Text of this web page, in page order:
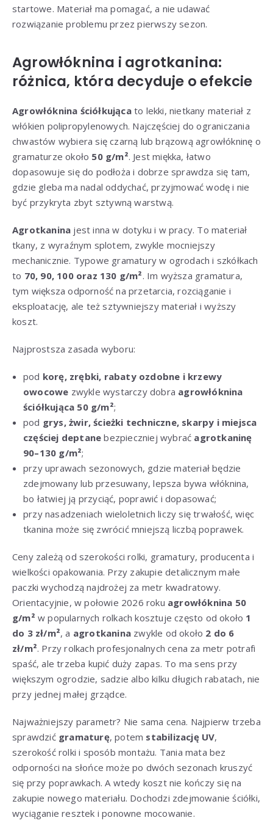
startowe. Materiał ma pomagać, a nie udawać
rozwiązanie problemu przez pierwszy sezon.
Agrowłóknina i agrotkanina:
różnica, która decyduje o efekcie
Agrowłóknina ściółkującato lekki, nietkany materiał z
włókien polipropylenowych. Najczęściej do ograniczania
chwastów wybiera się czarną lub brązową agrowłókninę o
gramaturze około 50 g/m². Jest miękka, łatwo
dopasowuje się do podłoża i dobrze sprawdza się tam,
gdzie gleba ma nadal oddychać, przyjmować wodę i nie
być przykryta zbyt sztywną warstwą.
Agrotkanina jest inna w dotyku i w pracy. To materiał
tkany, z wyraźnym splotem, zwykle mocniejszy
mechanicznie. Typowe gramatury w ogrodach i szkółkach
to 70, 90, 100 oraz 130 g/m². Im wyższa gramatura,
tym większa odporność na przetarcia, rozciąganie i
eksploatację, ale też sztywniejszy materiał i wyższy
koszt.
Najprostsza zasada wyboru:
pod korę, zrębki, rabaty ozdobne i krzewy
owocowe zwykle wystarczy dobra agrowłóknina
ściółkująca 50 g/m²;
pod grys, żwir, ścieżki techniczne, skarpy i miejsca
częściej deptane bezpieczniej wybrać agrotkaninę
90–130 g/m²;
przy uprawach sezonowych, gdzie materiał będzie
zdejmowany lub przesuwany, lepsza bywa włóknina,
bo łatwiej ją przyciąć, poprawić i dopasować;
przy nasadzeniach wieloletnich liczy się trwałość, więc
tkanina może się zwrócić mniejszą liczbą poprawek.
Ceny zależą od szerokości rolki, gramatury, producenta i
wielkości opakowania. Przy zakupie detalicznym małe
paczki wychodzą najdrożej za metr kwadratowy.
Orientacyjnie, w połowie 2026 roku agrowłóknina 50
g/m² w popularnych rolkach kosztuje często od około 1
do 3 zł/m², a agrotkanina zwykle od około 2 do 6
zł/m². Przy rolkach profesjonalnych cena za metr potrafi
spaść, ale trzeba kupić duży zapas. To ma sens przy
większym ogrodzie, sadzie albo kilku długich rabatach, nie
przy jednej małej grządce.
Najważniejszy parametr? Nie sama cena. Najpierw trzeba
sprawdzić gramaturę, potem stabilizację UV,
szerokość rolki i sposób montażu. Tania mata bez
odporności na słońce może po dwóch sezonach kruszyć
się przy poprawkach. A wtedy koszt nie kończy się na
zakupie nowego materiału. Dochodzi zdejmowanie ściółki,
wyciąganie resztek i ponowne mocowanie.